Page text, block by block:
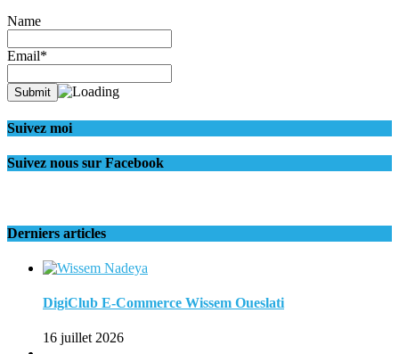
Name
Email*
Suivez moi
Suivez nous sur Facebook
Derniers articles
DigiClub E-Commerce Wissem Oueslati
16 juillet 2026